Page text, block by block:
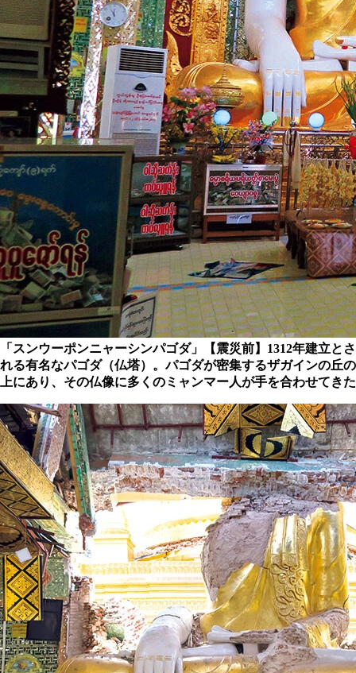
「スンウーポンニャーシンパゴダ」【震災前】1312年建立とさ
れる有名なパゴダ（仏塔）。パゴダが密集するザガインの丘の
上にあり、その仏像に多くのミャンマー人が手を合わせてきた